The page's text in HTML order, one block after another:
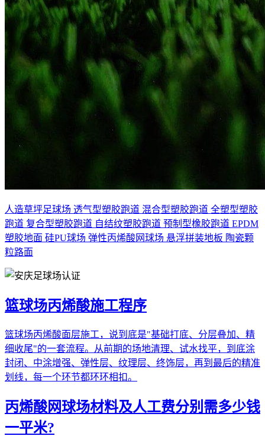
人造草坪足球场 透气型塑胶跑道 混合型塑胶跑道 全塑型塑胶
跑道 复合型塑胶跑道 自结纹塑胶跑道 预制型橡胶跑道 EPDM
塑胶地面 硅PU球场 弹性丙烯酸网球场 悬浮拼装地板 陶瓷颗
粒路面
篮球场丙烯酸施工程序
篮球场丙烯酸面层施工，说到底是"基础打底、分层叠加、精
细收尾"的一套流程。从前期的场地清理、试水找平，到底涂
封闭、中涂增强、弹性层、纹理层、终饰层，再到最后的精准
划线，每一个环节都环环相扣。
丙烯酸网球场材料及人工费分别需多少钱
一平米?